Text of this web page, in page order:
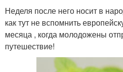
Неделя после него носит в
как тут не вспомнить
месяца , когда молодожены
путешествие!